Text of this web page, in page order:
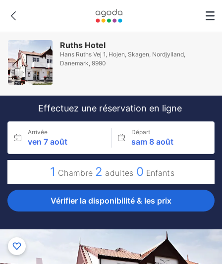
Ruths Hotel
Hans Ruths Vej 1, Hojen, Skagen, Nordjylland,
Danemark, 9990
Effectuez une réservation en ligne
Arrivée
ven 7 août
Départ
sam 8 août
1 Chambre 2 adultes 0 Enfants
Vérifier la disponibilité & les prix